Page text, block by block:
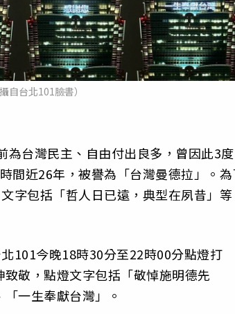
自台北101臉書）
為台灣民主、自由付出良多，曾因此3度
間近26年，被譽為「台灣曼德拉」。
字包括「哲人日已遠，典型在夙昔」等
101今晚18時30分至22時00分點燈打
敬，點燈文字包括「敬悼施明德先
一生奉獻台灣」。